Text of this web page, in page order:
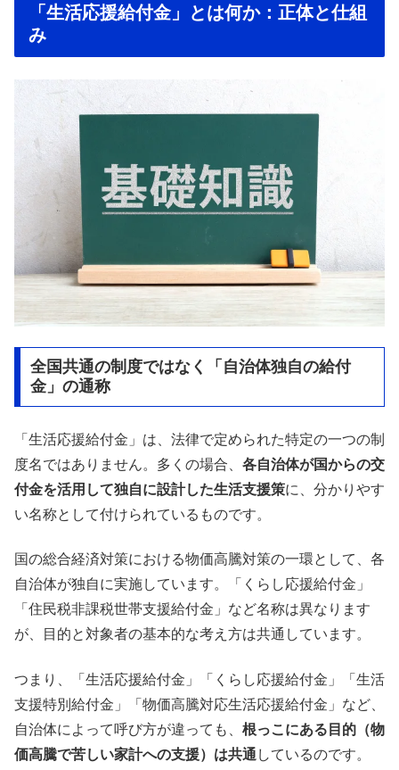
「生活応援給付金」とは何か：正体と仕組
み
全国共通の制度ではなく「自治体独自の給付
金」の通称
「生活応援給付金」は、法律で定められた特定の一つの制
度名ではありません。多くの場合、 各自治体が国からの交
付金を活用して独自に設計した生活支援策に、分かりやす
い名称として付けられているものです。
国の総合経済対策における物価高騰対策の一環として、各
自治体が独自に実施しています。「くらし応援給付金」
「住民税非課税世帯支援給付金」など名称は異なります
が、目的と対象者の基本的な考え方は共通しています。
つまり、「生活応援給付金」「くらし応援給付金」「生活
支援特別給付金」「物価高騰対応生活応援給付金」など、
自治体によって呼び方が違っても、 根っこにある目的（物
価高騰で苦しい家計への支援）は共通 しているのです。